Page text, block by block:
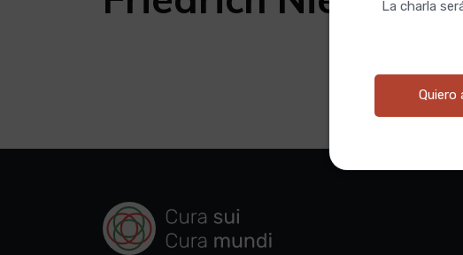
La charla
Quiero